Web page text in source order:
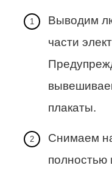
Выводим
части
плакаты.
Снимаем
полностью